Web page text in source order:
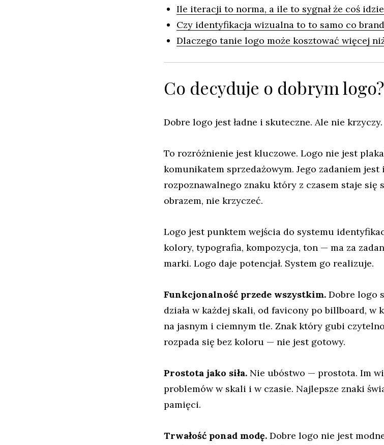
Ile iteracji to norma, a ile to sygnał że coś
Czy identyfikacja wizualna to to samo co
Dlaczego tanie logo może kosztować więcej
Co decyduje o dobrym logo?
Dobre logo jest ładne i skuteczne. Ale nie krzyczy.
To rozróżnienie jest kluczowe. Logo nie jest
komunikatem sprzedażowym. Jego zadaniem
rozpoznawalnego znaku który z czasem staje się
obrazem, nie krzyczeć.
Logo jest punktem wejścia do systemu
kolory, typografia, kompozycja, ton — ma za
marki. Logo daje potencjał. System go realizuje.
Funkcjonalność przede wszystkim. Dobre logo
działa w każdej skali, od favicony po billboard,
na jasnym i ciemnym tle. Znak który gubi
rozpada się bez koloru — nie jest gotowy.
Prostota jako siła. Nie ubóstwo — prostota. Im
problemów w skali i w czasie. Najlepsze znaki
pamięci.
Trwałość ponad modę. Dobre logo nie jest